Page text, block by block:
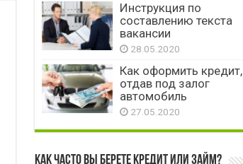
Инструкция по
составлению текста
вакансии
28.05.2020
Как оформить кредит,
отдав под залог
автомобиль
27.05.2020
Как часто вы берете кредит или займ?